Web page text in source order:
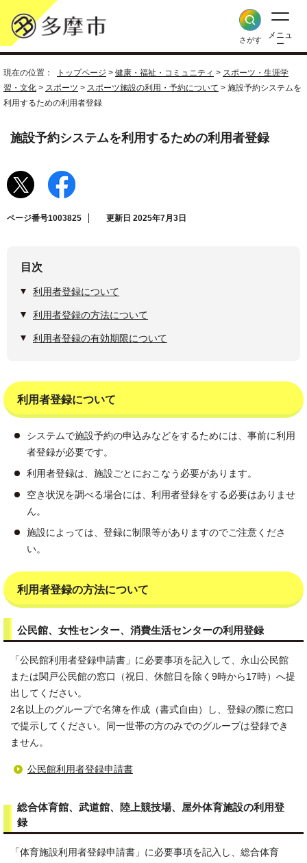
さがす
メニュ
ー
現在の位置： トップページ > 健康・福祉・コミュニティ > スポーツ・生涯学
習・文化 > スポーツ > スポーツ施設の利用・予約について > 施設予約システムを
利用するための利用者登録
施設予約システムを利用するための利用者登録
ページ番号1003825 更新日 2025年7月3日
目次
利用者登録について
利用者登録の方法について
利用者登録の有効期限について
利用者登録について
システムで施設予約の申込みなどをするためには、事前に利用
者登録が必要です。
利用者登録は、施設ごとにおこなう必要があります。
空き状況を調べる場合には、利用者登録をする必要はありませ
ん。
施設によっては、登録に制限等がありますのでご注意くださ
い。
利用者登録の方法について
公民館、女性センター、消費生活センターの利用登録
「公民館利用者登録申請書」に必要事項を記入して、永山公民館
または関戸公民館の窓口（祝日、休館日を除く9時から17時）へ提
出してください。
2名以上のグループで名簿を作成（書式自由）し、登録の際に窓口
で提示してください。同一世帯の方のみでのグループは登録でき
ません。
公民館利用者登録申請書
総合体育館、武道館、陸上競技場、屋外体育施設の利用登
録
「体育施設利用者登録申請書」に必要事項を記入し、総合体育